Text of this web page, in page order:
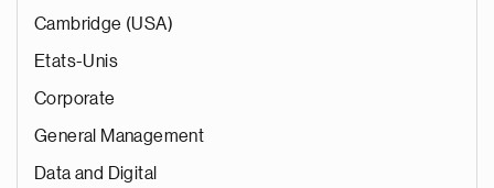
Cambridge (USA)
Etats-Unis
Corporate
General Management
Data and Digital